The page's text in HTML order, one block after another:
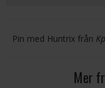
Pin med Huntrix från
Mer